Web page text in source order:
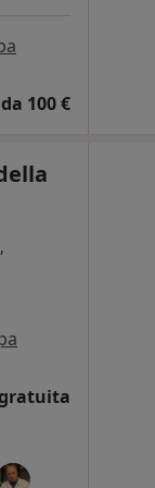
da 100 €